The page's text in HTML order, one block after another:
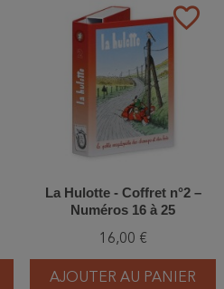
favorite_border
La Hulotte - Coffret n°2 –
Numéros 16 à 25
16,00 €
AJOUTER AU PANIER